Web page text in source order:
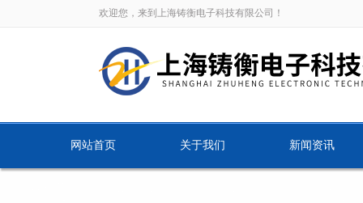
欢迎您，来到上海铸衡电子科技有限公司！
网站首页 关于我们 新闻资讯